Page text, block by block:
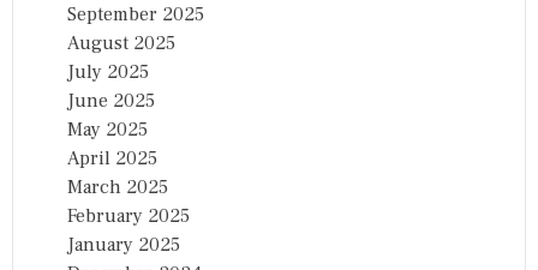
September 2025
August 2025
July 2025
June 2025
May 2025
April 2025
March 2025
February 2025
January 2025